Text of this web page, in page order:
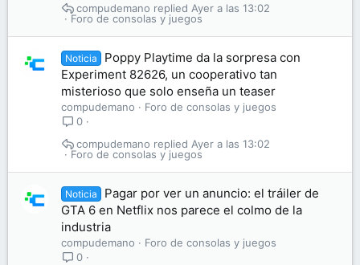
Foro de consolas y juegos
Ayer a las 13:02
compudemano
Noticia
Poppy Playtime da la sorpresa con
Experiment 82626, un cooperativo tan
misterioso que solo enseña un teaser
compudemano
Foro de consolas y juegos
0
Foro de consolas y juegos
Ayer a las 13:02
compudemano
Noticia
Pagar por ver un anuncio: el tráiler de
GTA 6 en Netflix nos parece el colmo de la
industria
compudemano
Foro de consolas y juegos
0